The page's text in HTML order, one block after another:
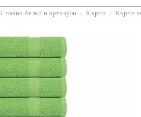
Спално бельо и артикули Кърпи Кърпи